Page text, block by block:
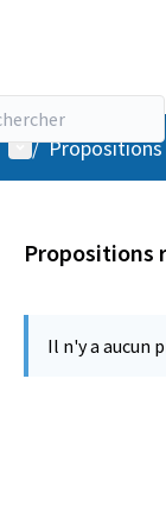
Menu utilisateur
/
Propositions
Il n'y a aucun